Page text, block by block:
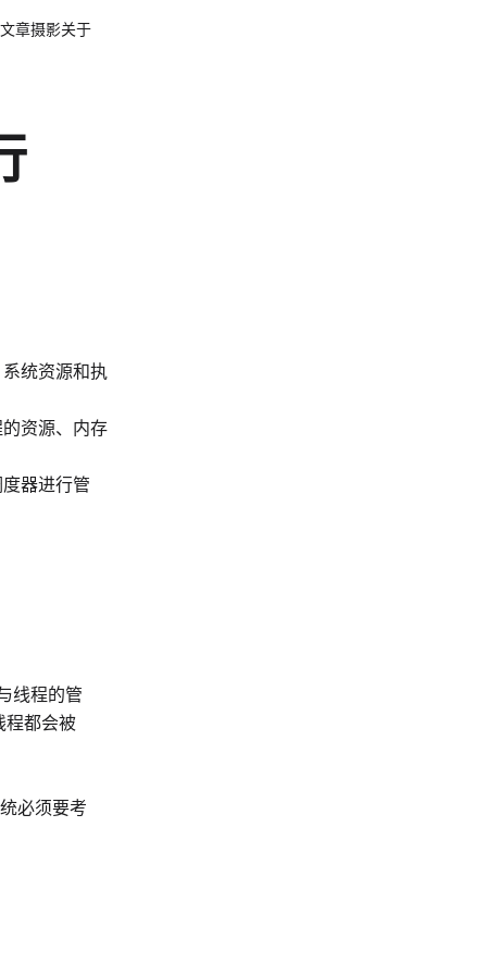
文章摄影关于
统资源和执
资源、内存
器进行管
线程的管
程都会被
必须要考